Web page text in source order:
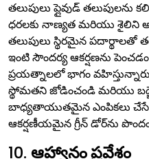
తలుపులు ప్లైవుడ్
ధరలకు నాణ్యత మరియు శైలిని
తలుపులు స్థిరమైన
ఇంటి సౌందర్య ఆకర్షణను
ప్రయత్నాలలో భాగం
స్థోమతని జోడించండి మరియు
బాధ్యతాయుతమైన ఎంపికలు
ఆకర్షణీయమైన గ్రీన్ డోర్‌ను
10. ఆహ్వానం ప్రవేశం